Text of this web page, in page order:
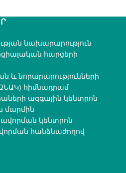
նախարարություն
հարցերի
և նորարարությունների
հիմնադրամ
ազգային կենտրոն
մարմին
կենտրոն
հանձնաժողով